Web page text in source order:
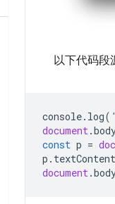
以下代码段
console. log(
document.
const p =
p . textContent
document.